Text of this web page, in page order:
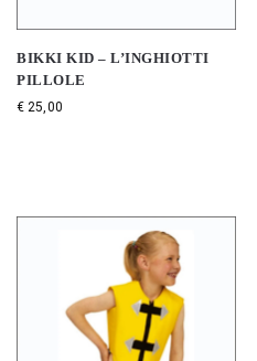
BIKKI KID – L’INGHIOTTI
PILLOLE
€ 25,00